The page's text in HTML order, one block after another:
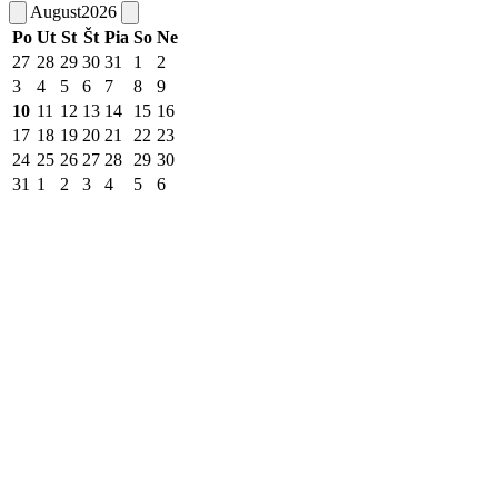
August2026
Po Ut St Št Pia So Ne
27 28 29 30 31 1
2
3
4 5 6 7 8
9
10 11 12 13 14 15 16
17 18 19 20 21 22 23
24 25 26 27 28 29 30
31 1 2 3 4 5 6